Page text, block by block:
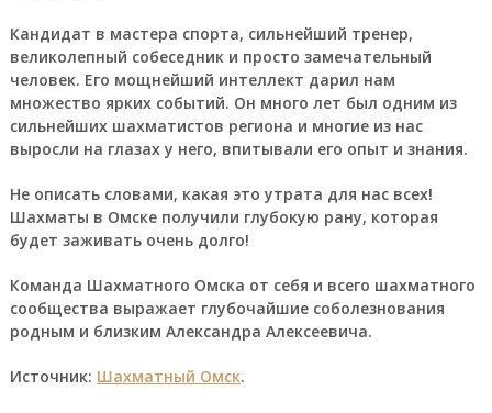
Кандидат в мастера спорта, сильнейший тренер,
великолепный собеседник и просто замечательный
человек. Его мощнейший интеллект дарил нам
множество ярких событий. Он много лет был одним из
сильнейших шахматистов региона и многие из нас
выросли на глазах у него, впитывали его опыт и знания.
Не описать словами, какая это утрата для нас всех!
Шахматы в Омске получили глубокую рану, которая
будет заживать очень долго!
Команда Шахматного Омска от себя и всего шахматного
сообщества выражает глубочайшие соболезнования
родным и близким Александра Алексеевича.
Источник: Шахматный Омск.